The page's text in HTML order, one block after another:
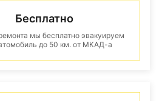
Бесплатно
мы бесплатно эвакуируем
до 50 км. от МКАД-а